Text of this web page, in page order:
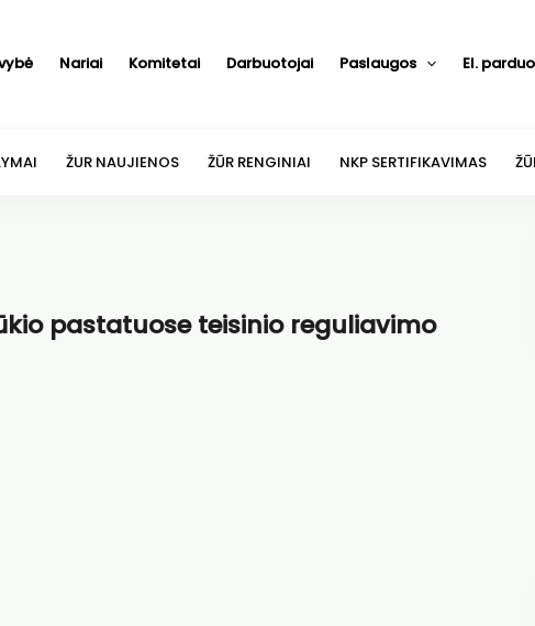
Nariai Komitetai Darbuotojai Paslaugos El.
ŽUR NAUJIENOS ŽŪR RENGINIAI NKP SERTIFIKAVIMAS
pastatuose teisinio reguliavimo